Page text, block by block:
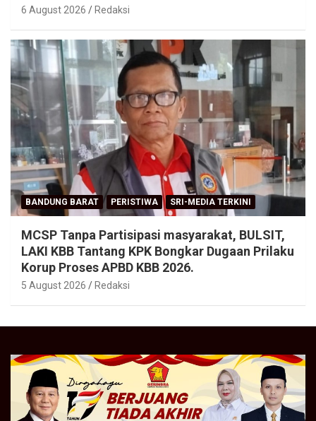
6 August 2026 Redaksi
BANDUNG BARAT PERISTIWA SRI-MEDIA TERKINI
MCSP Tanpa Partisipasi masyarakat, BULSIT,
LAKI KBB Tantang KPK Bongkar Dugaan Prilaku
Korup Proses APBD KBB 2026.
5 August 2026 Redaksi